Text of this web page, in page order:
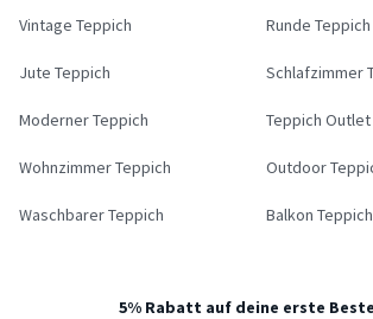
Vintage Teppich Runde Teppich
Jute Teppich Schlafzimmer
Moderner Teppich Teppich Outlet
Wohnzimmer Teppich Outdoor
Waschbarer Teppich Balkon Teppich
5% Rabatt auf deine erste